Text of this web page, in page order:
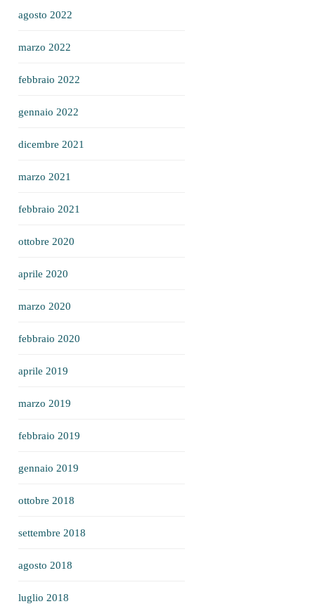
agosto 2022
marzo 2022
febbraio 2022
gennaio 2022
dicembre 2021
marzo 2021
febbraio 2021
ottobre 2020
aprile 2020
marzo 2020
febbraio 2020
aprile 2019
marzo 2019
febbraio 2019
gennaio 2019
ottobre 2018
settembre 2018
agosto 2018
luglio 2018